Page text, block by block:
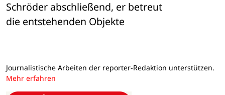
Schröder abschließend, er betreut
die entstehenden Objekte
Journalistische Arbeiten der reporter-Redaktion unterstützen.
Mehr erfahren